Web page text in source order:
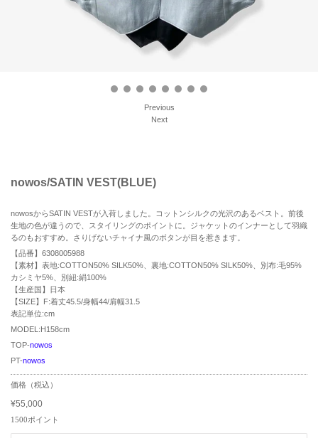
Previous
Next
nowos/SATIN VEST(BLUE)
nowosからSATIN VESTが入荷しました。コットンシルクの光沢のあるベスト。前後
生地の色が違うので、スタイリングのポイントに。ジャケットのインナーとして羽織
るのもおすすめ。さりげないチャイナ風のボタンが目を惹きます。
【品番】6308005988
【素材】表地:COTTON50% SILK50%、裏地:COTTON50% SILK50%、別布:毛95%
カシミヤ5%、別紐:絹100%
【生産国】日本
【SIZE】F:着丈45.5/身幅44/肩幅31.5
表記単位:cm
MODEL:H158cm
TOP-nowos
PT-nowos
R
e
g
u
価格（税込）
S
a
¥55,000
1500ポイント